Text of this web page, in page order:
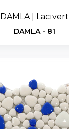
DAMLA | Lacivert
DAMLA - 81